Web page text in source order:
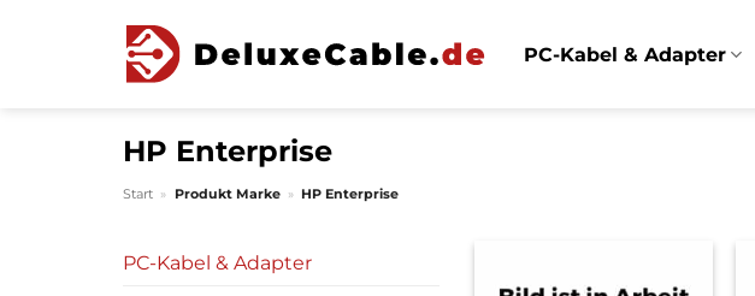
PC-Kabel & Adapter
HP Enterprise
Start » Produkt Marke » HP Enterprise
PC-Kabel & Adapter